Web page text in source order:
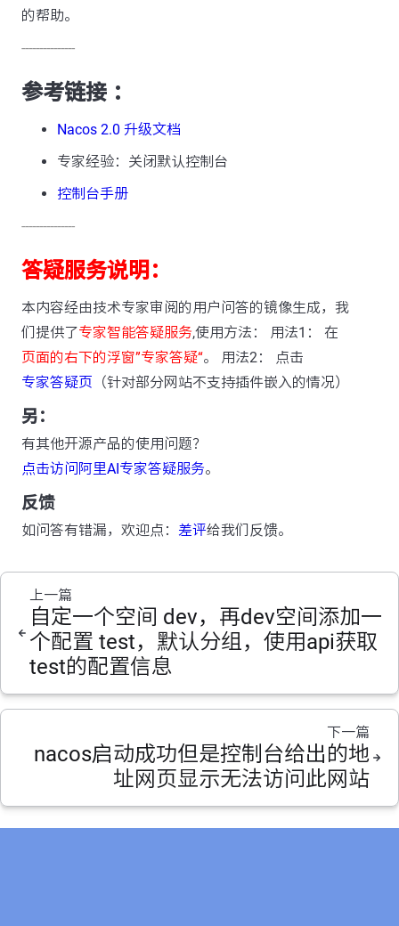
的帮助。
---------------
参考链接 ：
Nacos 2.0 升级文档
专家经验：关闭默认控制台
控制台手册
---------------
答疑服务说明：
本内容经由技术专家审阅的用户问答的镜像生成，我
们提供了专家智能答疑服务,使用方法： 用法1： 在
页面的右下的浮窗”专家答疑“。 用法2： 点击
专家答疑页 （针对部分网站不支持插件嵌入的情况）
另：
有其他开源产品的使用问题？
点击访问阿里AI专家答疑服务。
反馈
如问答有错漏，欢迎点： 差评给我们反馈。
上一篇
自定一个空间 dev，再dev空间添加一
个配置 test，默认分组，使用api获取
test的配置信息
下一篇
nacos启动成功但是控制台给出的地
址网页显示无法访问此网站